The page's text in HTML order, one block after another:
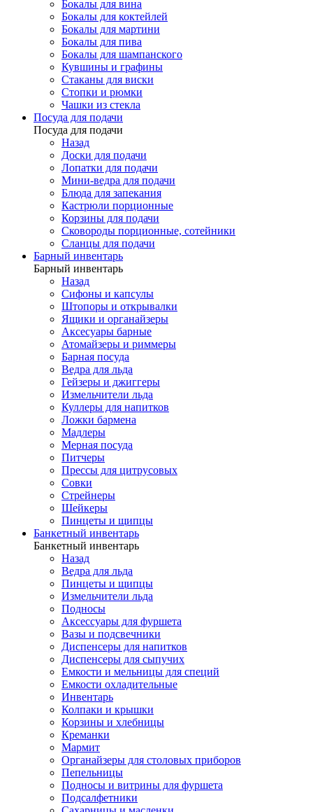
Бокалы для вина
Бокалы для коктейлей
Бокалы для мартини
Бокалы для пива
Бокалы для шампанского
Кувшины и графины
Стаканы для виски
Стопки и рюмки
Чашки из стекла
Посуда для подачи
Посуда для подачи
Назад
Доски для подачи
Лопатки для подачи
Мини-ведра для подачи
Блюда для запекания
Кастрюли порционные
Корзины для подачи
Сковороды порционные, сотейники
Сланцы для подачи
Барный инвентарь
Барный инвентарь
Назад
Сифоны и капсулы
Штопоры и открывалки
Ящики и органайзеры
Аксесуары барные
Атомайзеры и риммеры
Барная посуда
Ведра для льда
Гейзеры и джиггеры
Измельчители льда
Куллеры для напитков
Ложки бармена
Мадлеры
Мерная посуда
Питчеры
Прессы для цитрусовых
Совки
Стрейнеры
Шейкеры
Пинцеты и щипцы
Банкетный инвентарь
Банкетный инвентарь
Назад
Ведра для льда
Пинцеты и щипцы
Измельчители льда
Подносы
Аксессуары для фуршета
Вазы и подсвечники
Диспенсеры для напитков
Диспенсеры для сыпучих
Емкости и мельницы для специй
Емкости охладительные
Инвентарь
Колпаки и крышки
Корзины и хлебницы
Креманки
Мармит
Органайзеры для столовых приборов
Пепельницы
Подносы и витрины для фуршета
Подсалфетники